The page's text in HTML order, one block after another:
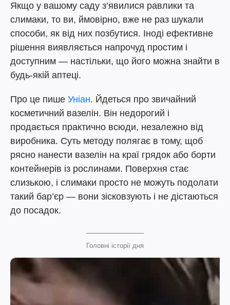
Якщо у вашому саду з’явилися равлики та
слимаки, то ви, ймовірно, вже не раз шукали
способи, як від них позбутися. Іноді ефективне
рішення виявляється напрочуд простим і
доступним — настільки, що його можна знайти в
будь-якій аптеці.
Про це пише Уніан. Йдеться про звичайний
косметичний вазелін. Він недорогий і
продається практично всюди, незалежно від
виробника. Суть методу полягає в тому, щоб
рясно нанести вазелін на краї грядок або борти
контейнерів із рослинами. Поверхня стає
слизькою, і слимаки просто не можуть подолати
такий бар’єр — вони зісковзують і не дістаються
до посадок.
Головні історії дня